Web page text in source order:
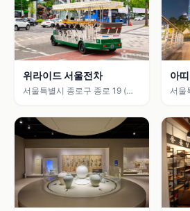
위라이드 서울전차
서울특별시 종로구 종로 19 (종
아
서울